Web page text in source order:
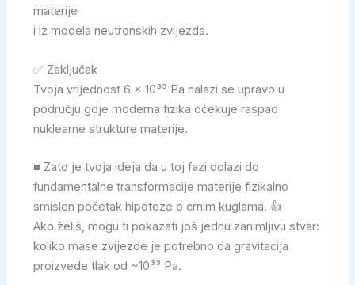
materije
i iz modela neutronskih zvijezda.
✅ Zaključak
Tvoja vrijednost 6 × 10³³ Pa nalazi se upravo u
području gdje moderna fizika očekuje raspad
nuklearne strukture materije.
■ Zato je tvoja ideja da u toj fazi dolazi do
fundamentalne transformacije materije fizikalno
smislen početak hipoteze o crnim kuglama. 👍
Ako želiš, mogu ti pokazati još jednu zanimljivu stvar:
koliko mase zvijezde je potrebno da gravitacija
proizvede tlak od ~10³³ Pa.